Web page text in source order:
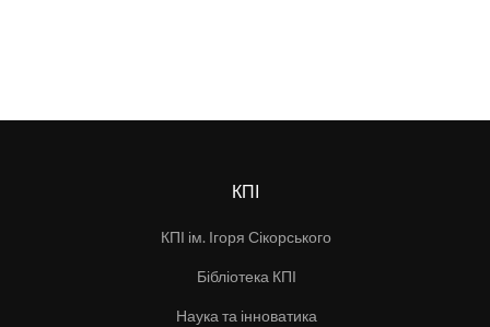
КПІ
КПІ ім. Ігоря Сікорського
Бібліотека КПІ
Наука та інноватика